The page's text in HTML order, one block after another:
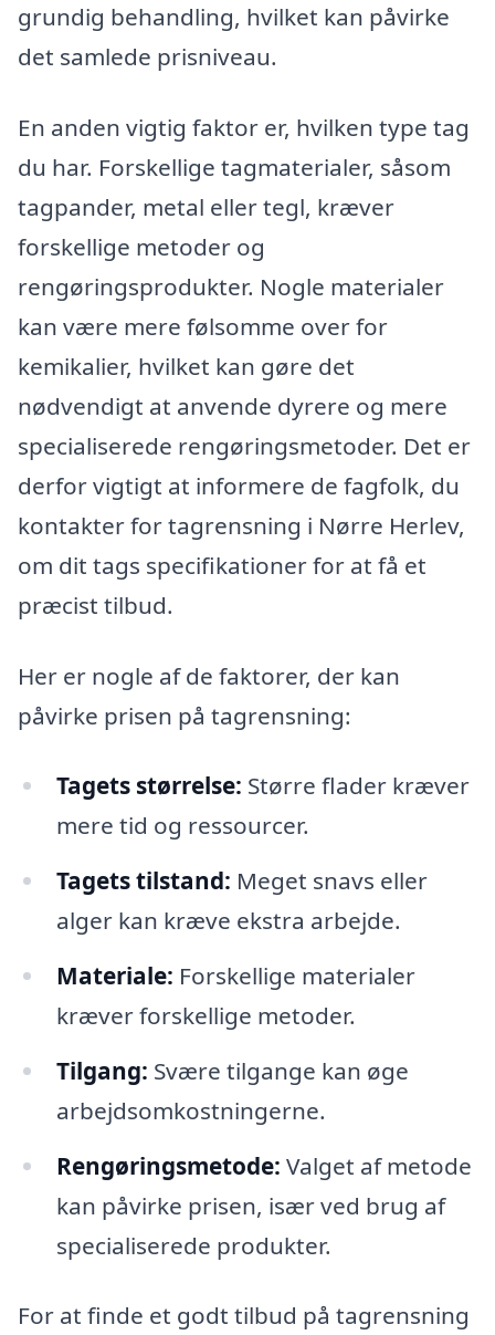
grundig behandling, hvilket kan påvirke
det samlede prisniveau.
En anden vigtig faktor er, hvilken type tag
du har. Forskellige tagmaterialer, såsom
tagpander, metal eller tegl, kræver
forskellige metoder og
rengøringsprodukter. Nogle materialer
kan være mere følsomme over for
kemikalier, hvilket kan gøre det
nødvendigt at anvende dyrere og mere
specialiserede rengøringsmetoder. Det er
derfor vigtigt at informere de fagfolk, du
kontakter for tagrensning i Nørre Herlev,
om dit tags specifikationer for at få et
præcist tilbud.
Her er nogle af de faktorer, der kan
påvirke prisen på tagrensning:
Tagets størrelse: Større flader kræver
mere tid og ressourcer.
Tagets tilstand: Meget snavs eller
alger kan kræve ekstra arbejde.
Materiale: Forskellige materialer
kræver forskellige metoder.
Tilgang: Svære tilgange kan øge
arbejdsomkostningerne.
Rengøringsmetode: Valget af metode
kan påvirke prisen, især ved brug af
specialiserede produkter.
For at finde et godt tilbud på tagrensning